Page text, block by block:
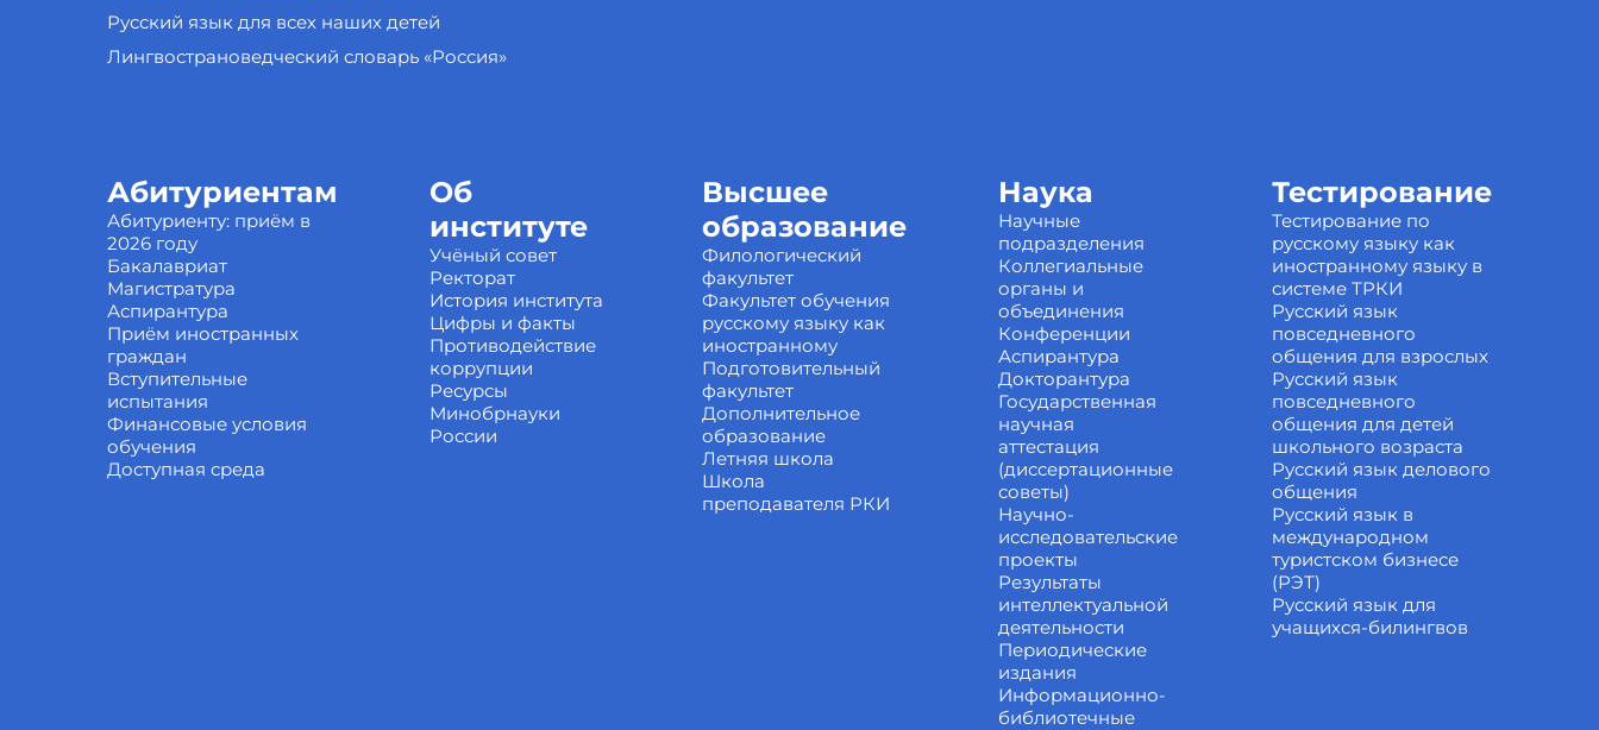
Русский язык для всех наших детей
Лингвострановедческий словарь «Россия»
Абитуриентам
Абитуриенту: приём в
2026 году
Бакалавриат
Магистратура
Аспирантура
Приём иностранных
граждан
Вступительные
испытания
Финансовые условия
обучения
Доступная среда
Об
институте
Учёный совет
Ректорат
История института
Цифры и факты
Противодействие
коррупции
Ресурсы
Минобрнауки
России
Высшее
образование
Филологический
факультет
Факультет обучения
русскому языку как
иностранному
Подготовительный
факультет
Дополнительное
образование
Летняя школа
Школа
преподавателя РКИ
Наука
Научные
подразделения
Коллегиальные
органы и
объединения
Конференции
Аспирантура
Докторантура
Государственная
научная
аттестация
(диссертационные
советы)
Научно-
исследовательские
проекты
Результаты
интеллектуальной
деятельности
Периодические
издания
Информационно-
библиотечные
Тестирование
Тестирование по
русскому языку как
иностранному языку в
системе ТРКИ
Русский язык
повседневного
общения для взрослых
Русский язык
повседневного
общения для детей
школьного возраста
Русский язык делового
общения
Русский язык в
международном
туристском бизнесе
(РЭТ)
Русский язык для
учащихся-билингвов